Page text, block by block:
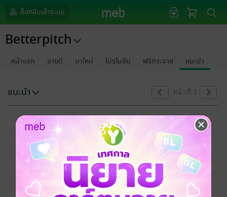
ล็อกอินเข้าระบบ
Betterpitch
หน้าแรก ขายดี มาใหม่ โปรโมชัน ฟรีกระจาย แนะนำ
แนะนำ หน้าที่ 1
ขออภัยด้วยนะคะ
ไม่พบข้อมูลในหัวข้อที่คุณกำลังชมค่ะ